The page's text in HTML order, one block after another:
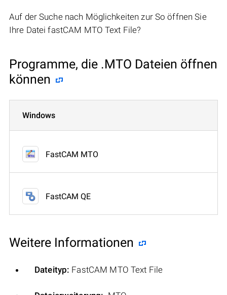
Auf der Suche nach Möglichkeiten zur So öffnen Sie
Ihre Datei fastCAM MTO Text File?
Programme, die .MTO Dateien öffnen
können
Windows
FastCAM MTO
FastCAM QE
Weitere Informationen
Dateityp: FastCAM MTO Text File